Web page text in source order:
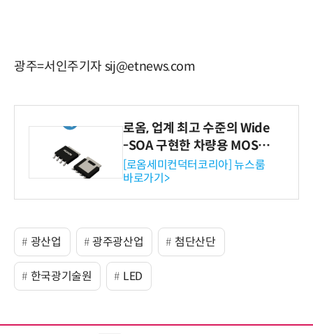
광주=서인주기자 sij@etnews.com
로옴, 업계 최고 수준의 Wide
-SOA 구현한 차량용 MOSF
ET 개발
[로옴세미컨덕터코리아] 뉴스룸
바로가기>
광산업 광주광산업 첨단산단
한국광기술원 LED